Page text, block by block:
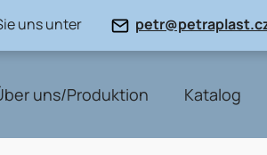
uns unter
uns/Produktion Katalog